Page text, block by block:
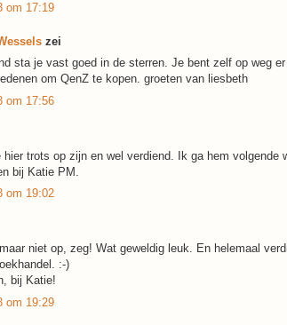
om 17:19
zei
sta je vast goed in de sterren. Je bent zelf op weg
om QenZ te kopen. groeten van liesbeth
om 17:56
hier trots op zijn en wel verdiend. Ik ga hem volgende
bij Katie PM.
om 19:02
niet op, zeg! Wat geweldig leuk. En helemaal
:-)
bij Katie!
om 19:29